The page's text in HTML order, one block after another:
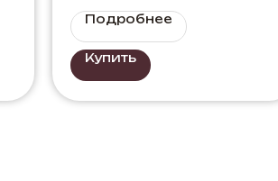
Подробнее
Купить